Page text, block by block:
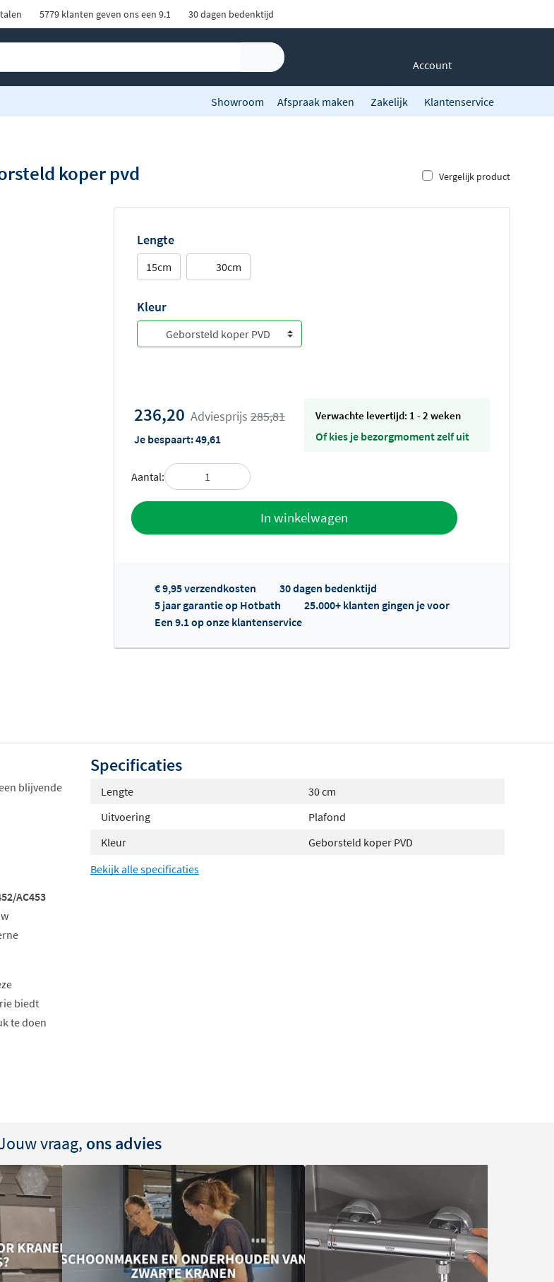
5779 klanten geven ons een 9.1 30 dagen bedenktijd
Account
Showroom Afspraak maken Zakelijk Klantenservice
koper pvd Vergelijk product
Lengte
15cm 30cm
Kleur
236,20 Adviesprijs 285,81
Je bespaart:49,61
Verwachte levertijd: 1 - 2 weken
Of kies je bezorgmoment zelf uit
Aantal:
In winkelwagen
Toevoegen aan offerte
Offertes ophalen...
€ 9,95 verzendkosten
30 dagen bedenktijd
5 jaar garantie op Hotbath
25.000+ klanten gingen je voor
Een 9.1 op onze klantenservice
blijvende
AC453
biedt
te doen
Specificaties
Lengte
30 cm
Uitvoering
Plafond
Kleur
Geborsteld koper PVD
Bekijk alle specificaties
vraag, ons advies